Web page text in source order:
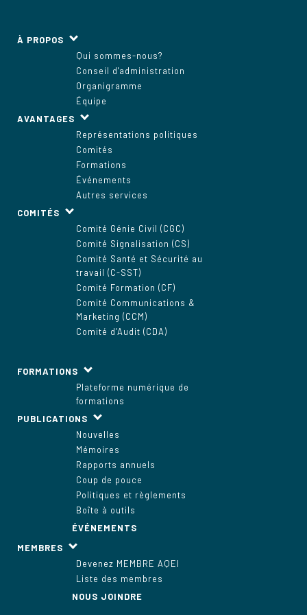
À PROPOS
Qui sommes-nous?
Conseil d'administration
Organigramme
Équipe
AVANTAGES
Représentations politiques
Comités
Formations
Événements
Autres services
COMITÉS
Comité Génie Civil (CGC)
Comité Signalisation (CS)
Comité Santé et Sécurité au
travail (C-SST)
Comité Formation (CF)
Comité Communications &
Marketing (CCM)
Comité d’Audit (CDA)
FORMATIONS
Plateforme numérique de
formations
PUBLICATIONS
Nouvelles
Mémoires
Rapports annuels
Coup de pouce
Politiques et règlements
Boîte à outils
ÉVÉNEMENTS
MEMBRES
Devenez MEMBRE AQEI
Liste des membres
NOUS JOINDRE